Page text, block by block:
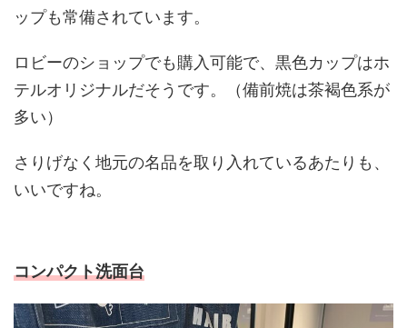
ップも常備されています。
ロビーのショップでも購入可能で、黒色カップはホ
テルオリジナルだそうです。（備前焼は茶褐色系が
多い）
さりげなく地元の名品を取り入れているあたりも、
いいですね。
コンパクト洗面台